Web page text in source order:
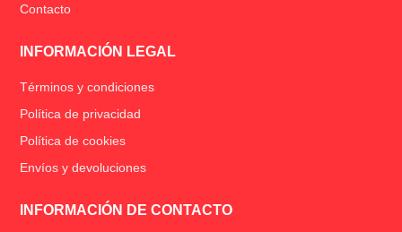
Contacto
INFORMACIÓN LEGAL
Términos y condiciones
Política de privacidad
Política de cookies
Envíos y devoluciones
INFORMACIÓN DE CONTACTO